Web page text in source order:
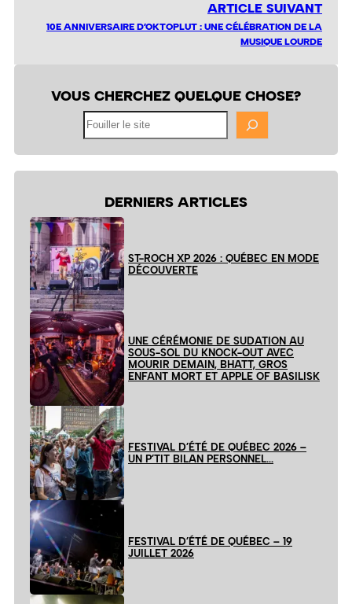
ARTICLE SUIVANT
10E ANNIVERSAIRE D’OKTOPLUT : UNE CÉLÉBRATION DE LA
MUSIQUE LOURDE
VOUS CHERCHEZ QUELQUE CHOSE?
Fouiller
DERNIERS ARTICLES
ST-ROCH XP 2026 : QUÉBEC EN MODE
DÉCOUVERTE
UNE CÉRÉMONIE DE SUDATION AU
SOUS-SOL DU KNOCK-OUT AVEC
MOURIR DEMAIN, BHATT, GROS
ENFANT MORT ET APPLE OF BASILISK
FESTIVAL D’ÉTÉ DE QUÉBEC 2026 –
UN P’TIT BILAN PERSONNEL…
FESTIVAL D’ÉTÉ DE QUÉBEC – 19
JUILLET 2026